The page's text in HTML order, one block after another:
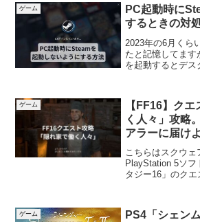
ゲーム
PC起動時に
するときの対
2023年の6月くら
たと記憶してます
を起動するとデス
ゲーム
【FF16】ク
く人々」攻略
アラーに届け
こちらはスクウ
PlayStation 5ソフ
タジー16」のク
ゲーム
PS4「シェン